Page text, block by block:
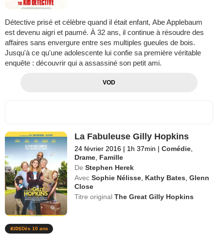
Détective prisé et célèbre quand il était enfant, Abe Applebaum
est devenu aigri et paumé. À 32 ans, il continue à résoudre des
affaires sans envergure entre ses multiples gueules de bois.
Jusqu'à ce qu'une adolescente lui confie sa première véritable
enquête : découvrir qui a assassiné son petit ami.
VOD
La Fabuleuse Gilly Hopkins
24 février 2016 | 1h 37min | Comédie
Drame Famille
De Stephen Herek
Avec Sophie Nélisse Kathy Bates ,Glenn
Close
Titre originalThe Great Gilly Hopkins
Dès 10 ans